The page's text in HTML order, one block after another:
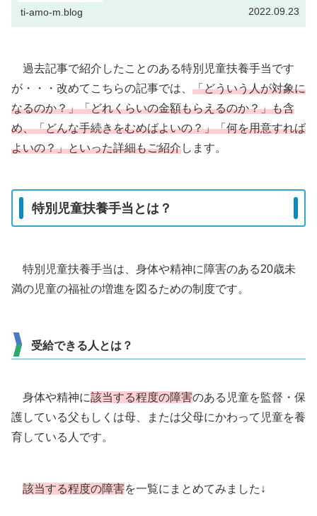
ti-amo-m.blog 2022.09.23
過去記事で紹介したことのある特別児童扶養手当です
が・・・改めてこちらの記事では、 「どういう人が対象に
なるのか？」「どれくらいの金額もらえるのか？」も含
め、「どんな手続きをむめばよいの？」「何を用意すれば
よいの？」といった詳細もご紹介します。
特別児童扶養手当とは？
特別児童扶養手当は、身体や精神に障害のある20歳未
満の児童の福祉の増進を図るための制度です。
受給できる人とは？
身体や精神に該当する程度の障害のある児童を監督・保
護している父もしくは母、または父母にかわって児童を養
育している人です。
該当する程度の障害を一覧にまとめてみました↓